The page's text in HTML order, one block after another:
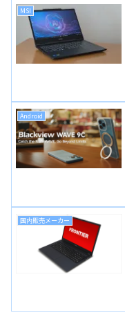
MSI
Android
国内販売メーカー